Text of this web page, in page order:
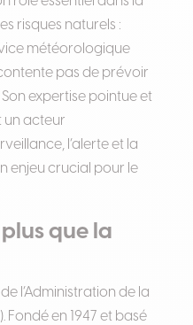
risques naturels :
météorologique
pas de prévoir
expertise pointue et
un acteur
l’alerte et la
enjeu crucial pour le
que la
l’Administration de la
en 1947 et basé